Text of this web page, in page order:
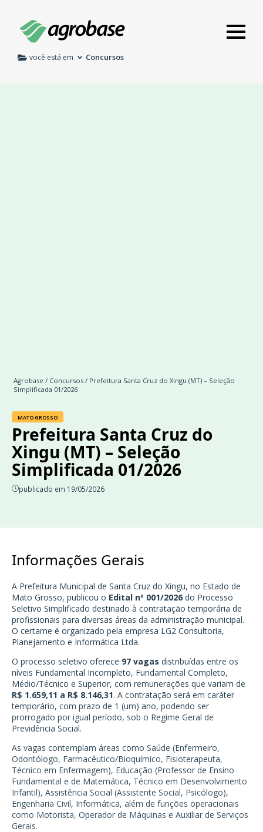
você está em Concursos
Agrobase / Concursos / Prefeitura Santa Cruz do Xingu (MT) – Seleção
Simplificada 01/2026
MATO GROSSO
Prefeitura Santa Cruz do
Xingu (MT) – Seleção
Simplificada 01/2026
publicado em 19/05/2026
Informações Gerais
A Prefeitura Municipal de Santa Cruz do Xingu, no Estado de
Mato Grosso, publicou o Edital nº 001/2026 do Processo
Seletivo Simplificado destinado à contratação temporária de
profissionais para diversas áreas da administração municipal.
O certame é organizado pela empresa LG2 Consultoria,
Planejamento e Informática Ltda.
O processo seletivo oferece 97 vagas distribuídas entre os
níveis Fundamental Incompleto, Fundamental Completo,
Médio/Técnico e Superior, com remunerações que variam de
R$ 1.659,11 a R$ 8.146,31. A contratação será em caráter
temporário, com prazo de 1 (um) ano, podendo ser
prorrogado por igual período, sob o Regime Geral de
Previdência Social.
As vagas contemplam áreas como Saúde (Enfermeiro,
Odontólogo, Farmacêutico/Bioquímico, Fisioterapeuta,
Técnico em Enfermagem), Educação (Professor de Ensino
Fundamental e de Matemática, Técnico em Desenvolvimento
Infantil), Assistência Social (Assistente Social, Psicólogo),
Engenharia Civil, Informática, além de funções operacionais
como Motorista, Operador de Máquinas e Auxiliar de Serviços
Gerais.